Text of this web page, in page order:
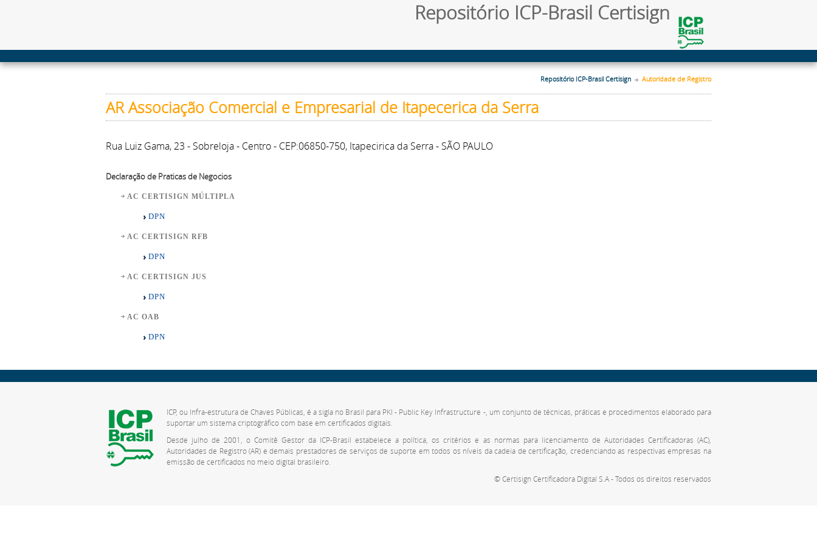
Repositório ICP-Brasil Certisign
Repositório ICP-Brasil Certisign Autoridade de Registro
AR Associação Comercial e Empresarial de Itapecerica da Serra
Rua Luiz Gama, 23 - Sobreloja - Centro - CEP:06850-750, Itapecirica da Serra - SÃO PAULO
Declaração de Praticas de Negocios
AC CERTISIGN MÚLTIPLA
DPN
AC CERTISIGN RFB
DPN
AC CERTISIGN JUS
DPN
AC OAB
DPN
ICP, ou Infra-estrutura de Chaves Públicas, é a sigla no Brasil para PKI - Public Key Infrastructure -, um conjunto de técnicas, práticas e procedimentos elaborado para
suportar um sistema criptográfico com base em certificados digitais.
Desde julho de 2001, o Comitê Gestor da ICP-Brasil estabelece a política, os critérios e as normas para licenciamento de Autoridades Certificadoras (AC),
Autoridades de Registro (AR) e demais prestadores de serviços de suporte em todos os níveis da cadeia de certificação, credenciando as respectivas empresas na
emissão de certificados no meio digital brasileiro.
© Certisign Certificadora Digital S.A - Todos os direitos reservados